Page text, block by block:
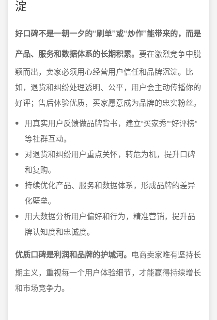
淀
好口碑不是一朝一夕的“刷单”或“炒作”能带来的，而是
产品、服务和数据体系的长期积累。 要在激烈竞争中脱
颖而出，卖家必须用心经营用户信任和品牌沉淀。比
如，退货和纠纷处理透明、公平，用户会主动传播你的
好评；售后体验优质，买家愿意成为品牌的忠实粉丝。
用真实用户反馈做品牌背书，建立“买家秀”“好评榜”
等社群互动。
对退货和纠纷用户重点关怀，转危为机，提升口碑
和复购。
持续优化产品、服务和数据体系，形成品牌的差异
化壁垒。
用大数据分析用户偏好和行为，精准营销，提升品
牌认知度和忠诚度。
优质口碑是利润和品牌的护城河。 电商卖家唯有坚持长
期主义，重视每一个用户体验细节，才能赢得持续增长
和市场竞争力。